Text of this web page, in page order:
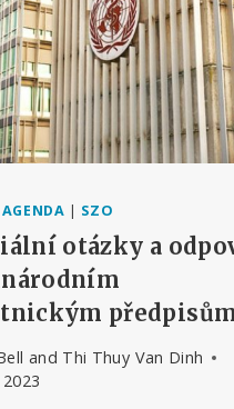
| SZO
otázky a
and Thi Thuy Van Dinh